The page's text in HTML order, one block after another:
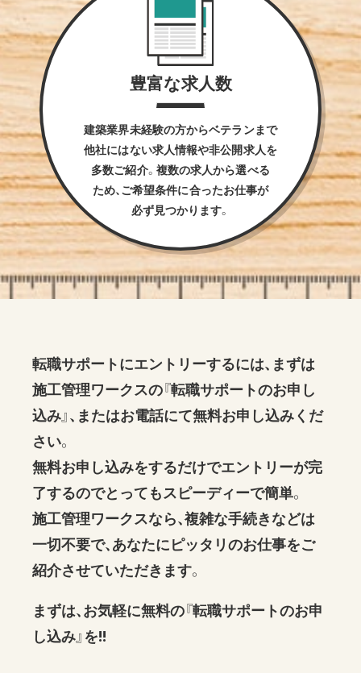
豊富な求人数
建築業界未経験の方からベテランまで
他社にはない求人情報や非公開求人を
多数ご紹介。複数の求人から選べる
ため、ご希望条件に合ったお仕事が
必ず見つかります。
転職サポートにエントリーするには、まずは
施工管理ワークスの『転職サポートのお申し
込み』、またはお電話にて無料お申し込みくだ
さい。
無料お申し込みをするだけでエントリーが完
了するのでとってもスピーディーで簡単。
施工管理ワークスなら、複雑な手続きなどは
一切不要で、あなたにピッタリのお仕事をご
紹介させていただきます。
まずは、お気軽に無料の『転職サポートのお申
し込み』を!!